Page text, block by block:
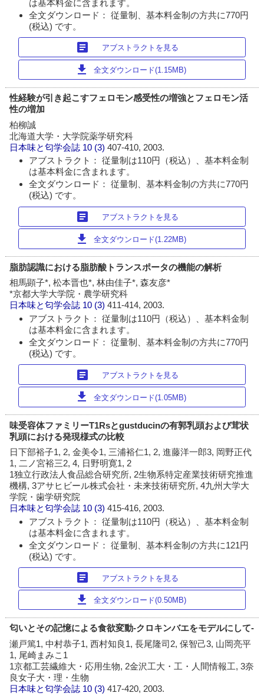
は基本料金に含まれます。
全文ダウンロード： 従量制、基本料金制の方共に770円
(税込) です。
article アブストラクトを見る
download 全文ダウンロード(1.15MB)
性経験が引き起こすフェロモン感受性の増強とフェロモン活
性の増加
柏柳誠
北海道大学・大学院薬学研究科
日本味と匂学会誌 10 (3)407-410, 2003.
アブストラクト： 従量制は110円（税込）、基本料金制
は基本料金に含まれます。
全文ダウンロード： 従量制、基本料金制の方共に770円
(税込) です。
article アブストラクトを見る
download 全文ダウンロード(1.22MB)
脂肪認識における脂肪酸トランスポータの機能の解析
相馬顕子*, 松本晋也*, 林由佳子*, 森友彦*
*京都大学大学院・農学研究科
日本味と匂学会誌 10 (3)411-414, 2003.
アブストラクト： 従量制は110円（税込）、基本料金制
は基本料金に含まれます。
全文ダウンロード： 従量制、基本料金制の方共に770円
(税込) です。
article アブストラクトを見る
download 全文ダウンロード(1.05MB)
味受容体ファミリーT1Rsとgustducinの有郭乳頭および茸状
乳頭における発現様式の比較
日下部裕子1, 2, 金美令1, 三浦裕仁1, 2, 進藤洋一郎3, 岡野正代
1, 二ノ宮裕三2, 4, 日野明寛1, 2
1独立行政法人食品総合研究所, 2生物系特定産業技術研究推進
機構, 3アサヒビール株式会社・未来技術研究所, 4九州大学大
学院・歯学研究院
日本味と匂学会誌 10 (3)415-416, 2003.
アブストラクト： 従量制は110円（税込）、基本料金制
は基本料金に含まれます。
全文ダウンロード： 従量制、基本料金制の方共に121円
(税込) です。
article アブストラクトを見る
download 全文ダウンロード(0.50MB)
匂いとその記憶による食欲変動-クロキンバエをモデルにして-
瀬戸篤1, 中村恭子1, 西村知良1, 長尾隆司2, 保智己3, 山岡亮平
1, 尾崎まみこ1
1京都工芸繊維大・応用生物, 2金沢工大・工・人間情報工, 3奈
良女子大・理・生物
日本味と匂学会誌 10 (3)417-420, 2003.